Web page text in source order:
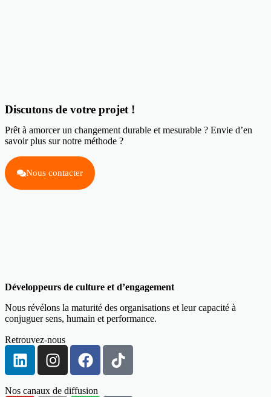
Discutons de votre projet !
Prêt à amorcer un changement durable et mesurable ? Envie d’en
savoir plus sur notre méthode ?
Nous contacter
Développeurs de culture et d’engagement
Nous révélons la maturité des organisations et leur capacité à
conjuguer sens, humain et performance.
Retrouvez-nous
Nos canaux de diffusion